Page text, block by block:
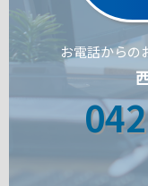
お電話からの